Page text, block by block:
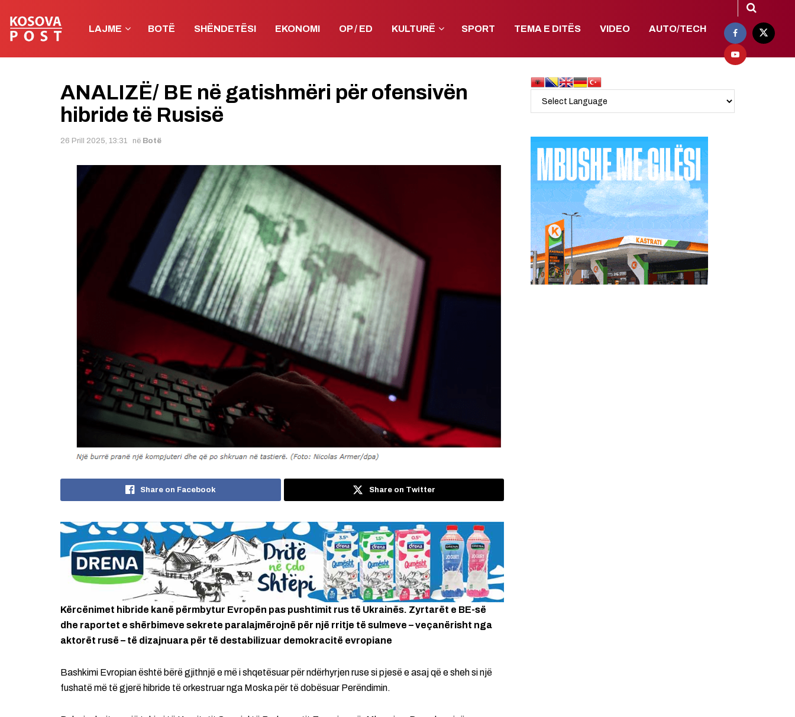
LAJME BOTË SHËNDETËSI EKONOMI OP / ED KULTURË SPORT TEMA E DITËS VIDEO AUTO/TECH
ANALIZË/ BE në gatishmëri për ofensivën
hibride të Rusisë
26 Prill 2025, 13:31 në Botë
Share on Facebook Share on Twitter
Kërcënimet hibride kanë përmbytur Evropën pas pushtimit rus të Ukrainës. Zyrtarët e BE-së
dhe raportet e shërbimeve sekrete paralajmërojnë për një rritje të sulmeve – veçanërisht nga
aktorët rusë – të dizajnuara për të destabilizuar demokracitë evropiane
Bashkimi Evropian është bërë gjithnjë e më i shqetësuar për ndërhyrjen ruse si pjesë e asaj që e sheh si një
fushatë më të gjerë hibride të orkestruar nga Moska për të dobësuar Perëndimin.